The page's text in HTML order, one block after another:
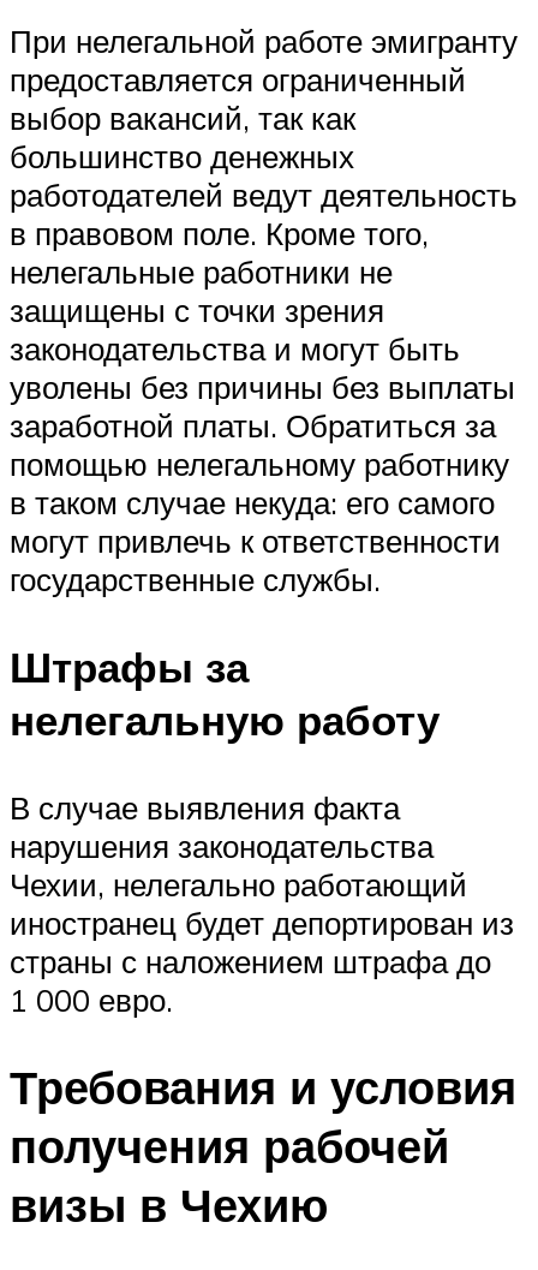
При нелегальной работе эмигранту
предоставляется ограниченный
выбор вакансий, так как
большинство денежных
работодателей ведут деятельность
в правовом поле. Кроме того,
нелегальные работники не
защищены с точки зрения
законодательства и могут быть
уволены без причины без выплаты
заработной платы. Обратиться за
помощью нелегальному работнику
в таком случае некуда: его самого
могут привлечь к ответственности
государственные службы.
Штрафы за
нелегальную работу
В случае выявления факта
нарушения законодательства
Чехии, нелегально работающий
иностранец будет депортирован из
страны с наложением штрафа до
1 000 евро.
Требования и условия
получения рабочей
визы в Чехию